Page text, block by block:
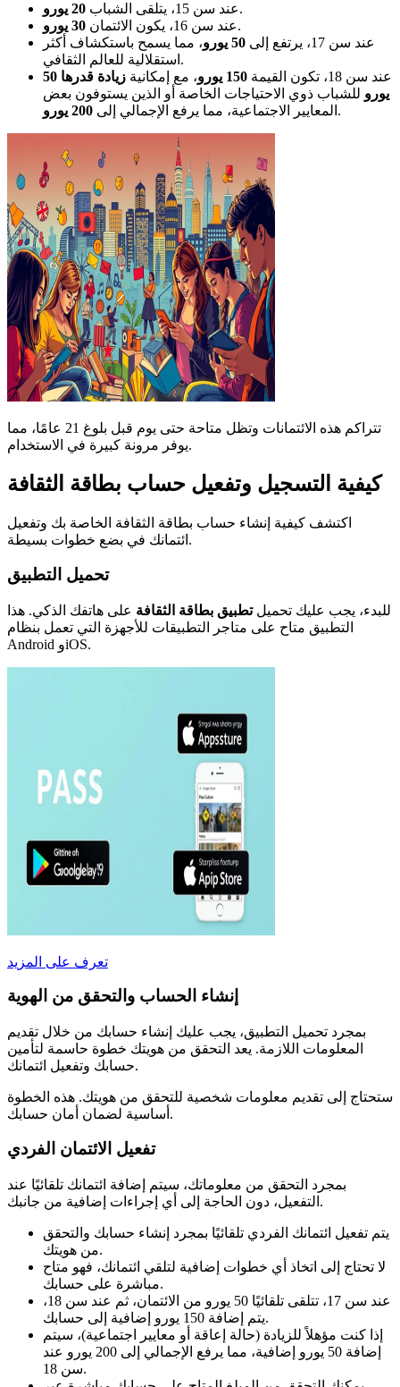
عند سن 15، يتلقى الشباب 20 يورو
.
عند سن 16، يكون الائتمان
30 يورو
.
عند سن 17، يرتفع إلى
50 يورو
، مما يسمح باستكشاف أكثر
استقلالية للعالم الثقافي.
عند سن 18، تكون القيمة
150 يورو ، مع إمكانية
زيادة قدرها 50
يورو للشباب ذوي الاحتياجات الخاصة أو الذين يستوفون بعض
المعايير الاجتماعية، مما يرفع الإجمالي إلى 200 يورو .
تتراكم هذه الائتمانات وتظل متاحة حتى يوم قبل بلوغ 21 عامًا، مما
يوفر مرونة كبيرة في الاستخدام.
كيفية التسجيل وتفعيل حساب بطاقة الثقافة
اكتشف كيفية إنشاء حساب بطاقة الثقافة الخاصة بك وتفعيل
ائتمانك في بضع خطوات بسيطة.
تحميل التطبيق
للبدء، يجب عليك تحميلتطبيق بطاقة الثقافة على هاتفك الذكي. هذا
التطبيق متاح على متاجر التطبيقات للأجهزة التي تعمل بنظام
Android وiOS.
تعرف على المزيد
إنشاء الحساب والتحقق من الهوية
بمجرد تحميل التطبيق، يجب عليك إنشاء حسابك من خلال تقديم
المعلومات اللازمة. يعد التحقق من هويتك خطوة حاسمة لتأمين
حسابك وتفعيل ائتمانك.
ستحتاج إلى تقديم معلومات شخصية للتحقق من هويتك. هذه الخطوة
أساسية لضمان أمان حسابك.
تفعيل الائتمان الفردي
بمجرد التحقق من معلوماتك، سيتم إضافة ائتمانك تلقائيًا عند
التفعيل، دون الحاجة إلى أي إجراءات إضافية من جانبك.
يتم تفعيل ائتمانك الفردي تلقائيًا بمجرد إنشاء حسابك والتحقق
من هويتك.
لا تحتاج إلى اتخاذ أي خطوات إضافية لتلقي ائتمانك، فهو متاح
مباشرة على حسابك.
عند سن 17، تتلقى تلقائيًا 50 يورو من الائتمان، ثم عند سن 18،
يتم إضافة 150 يورو إضافية إلى حسابك.
إذا كنت مؤهلاً للزيادة (حالة إعاقة أو معايير اجتماعية)، سيتم
إضافة 50 يورو إضافية، مما يرفع الإجمالي إلى 200 يورو عند
سن 18.